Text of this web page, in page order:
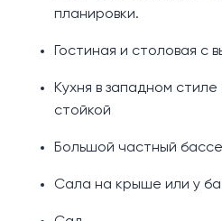
планировки.
Гостиная и столовая с
Кухня в западном
стойкой
Большой частный
Сала на крыше или у